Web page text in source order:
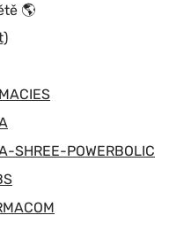
🌎
SHREE-POWERBOLIC